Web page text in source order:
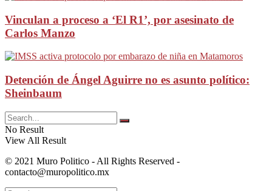
Vinculan a proceso a ‘El R1’, por asesinato de
Carlos Manzo
Detención de Ángel Aguirre no es asunto político:
Sheinbaum
No Result
View All Result
© 2021 Muro Politico - All Rights Reserved -
contacto@muropolitico.mx